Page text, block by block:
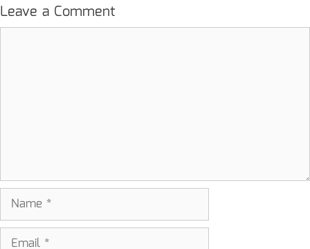
Leave a Comment
Name
Email